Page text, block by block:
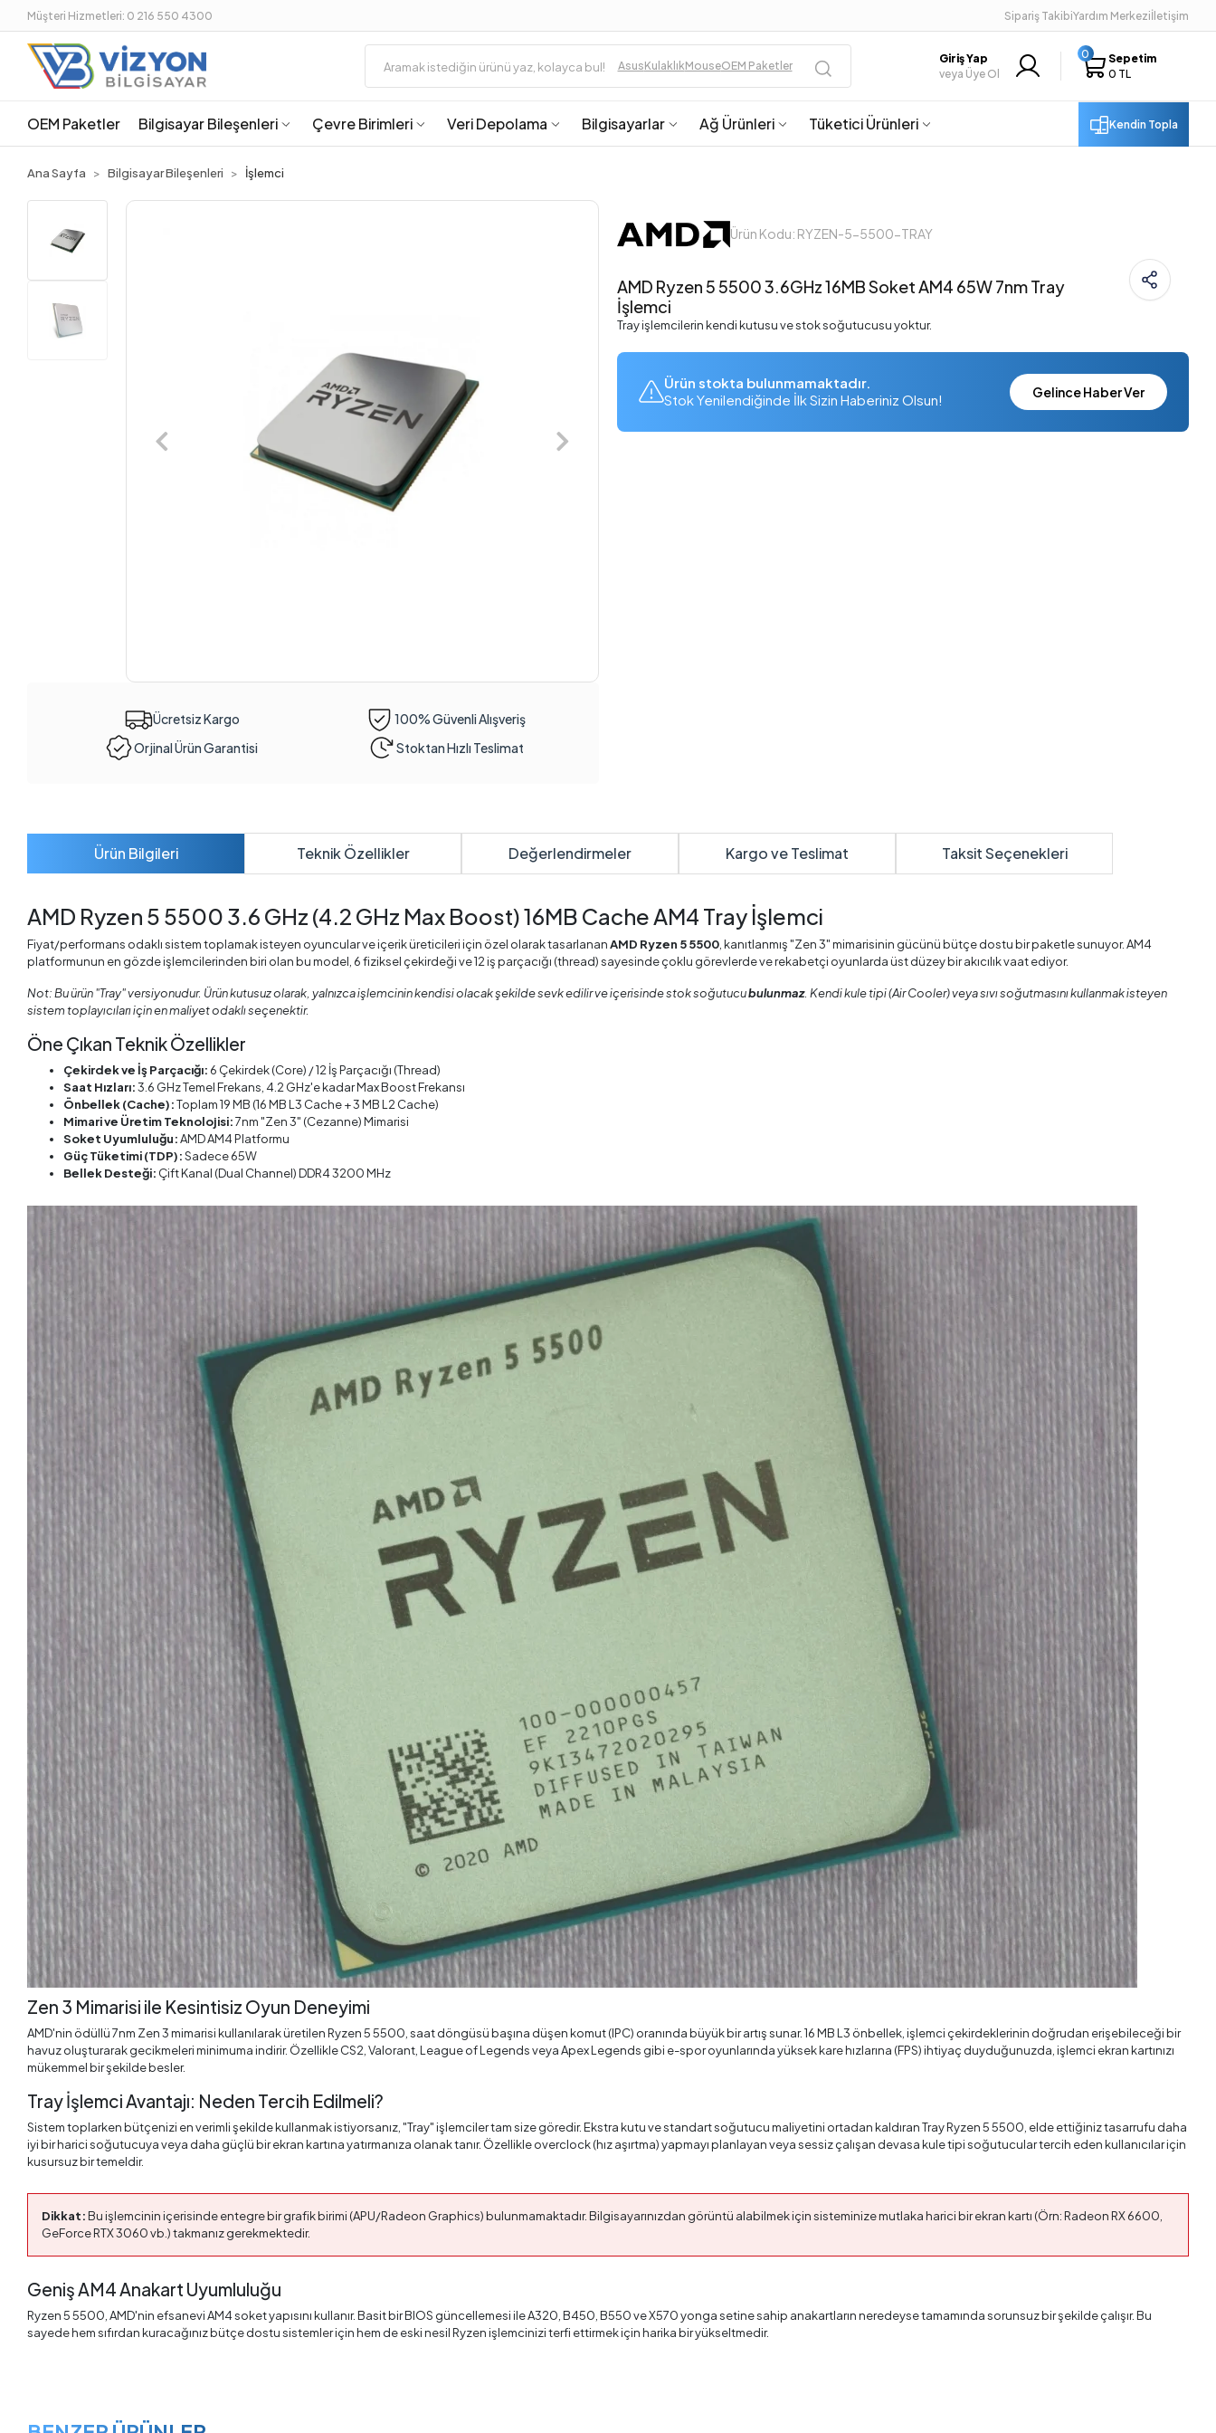
Müşteri Hizmetleri: 0 216 550 4300 Sipariş TakibiYardım Merkeziİletişim
AsusKulaklıkMouseOEM Paketler
Giriş Yap
veya Üye Ol
0
Sepetim
0 TL
OEM Paketler Bilgisayar Bileşenleri Çevre Birimleri Veri Depolama Bilgisayarlar Ağ Ürünleri Tüketici Ürünleri Kendin Topla
Ana Sayfa Bilgisayar Bileşenleri İşlemci
Ücretsiz Kargo
100% Güvenli Alışveriş
Orjinal Ürün Garantisi
Stoktan Hızlı Teslimat
Ürün Kodu: RYZEN-5-5500-TRAY
AMD Ryzen 5 5500 3.6GHz 16MB Soket AM4 65W 7nm Tray
İşlemci
Tray işlemcilerin kendi kutusu ve stok soğutucusu yoktur.
Ürün stokta bulunmamaktadır.
Stok Yenilendiğinde İlk Sizin Haberiniz Olsun!
Gelince Haber Ver
Ürün Bilgileri Teknik Özellikler Değerlendirmeler Kargo ve Teslimat Taksit Seçenekleri
AMD Ryzen 5 5500 3.6 GHz (4.2 GHz Max Boost) 16MB Cache AM4 Tray İşlemci
Fiyat/performans odaklı sistem toplamak isteyen oyuncular ve içerik üreticileri için özel olarak tasarlananAMD Ryzen 5 5500 , kanıtlanmış "Zen 3" mimarisinin gücünü bütçe dostu bir paketle sunuyor. AM4
platformunun en gözde işlemcilerinden biri olan bu model, 6 fiziksel çekirdeği ve 12 iş parçacığı (thread) sayesinde çoklu görevlerde ve rekabetçi oyunlarda üst düzey bir akıcılık vaat ediyor.
Not: Bu ürün "Tray" versiyonudur. Ürün kutusuz olarak, yalnızca işlemcinin kendisi olacak şekilde sevk edilir ve içerisinde stok soğutucubulunmaz. Kendi kule tipi (Air Cooler) veya sıvı soğutmasını kullanmak isteyen
sistem toplayıcıları için en maliyet odaklı seçenektir.
Öne Çıkan Teknik Özellikler
Çekirdek ve İş Parçacığı: 6 Çekirdek (Core) / 12 İş Parçacığı (Thread)
Saat Hızları:3.6 GHz Temel Frekans, 4.2 GHz'e kadar Max Boost Frekansı
Önbellek (Cache):Toplam 19 MB (16 MB L3 Cache + 3 MB L2 Cache)
Mimari ve Üretim Teknolojisi:7nm "Zen 3" (Cezanne) Mimarisi
Soket Uyumluluğu:AMD AM4 Platformu
Güç Tüketimi (TDP):Sadece 65W
Bellek Desteği: Çift Kanal (Dual Channel) DDR4 3200 MHz
Zen 3 Mimarisi ile Kesintisiz Oyun Deneyimi
AMD'nin ödüllü 7nm Zen 3 mimarisi kullanılarak üretilen Ryzen 5 5500, saat döngüsü başına düşen komut (IPC) oranında büyük bir artış sunar. 16 MB L3 önbellek, işlemci çekirdeklerinin doğrudan erişebileceği bir
havuz oluşturarak gecikmeleri minimuma indirir. Özellikle CS2, Valorant, League of Legends veya Apex Legends gibi e-spor oyunlarında yüksek kare hızlarına (FPS) ihtiyaç duyduğunuzda, işlemci ekran kartınızı
mükemmel bir şekilde besler.
Tray İşlemci Avantajı: Neden Tercih Edilmeli?
Sistem toplarken bütçenizi en verimli şekilde kullanmak istiyorsanız, "Tray" işlemciler tam size göredir. Ekstra kutu ve standart soğutucu maliyetini ortadan kaldıran Tray Ryzen 5 5500, elde ettiğiniz tasarrufu daha
iyi bir harici soğutucuya veya daha güçlü bir ekran kartına yatırmanıza olanak tanır. Özellikle overclock (hız aşırtma) yapmayı planlayan veya sessiz çalışan devasa kule tipi soğutucular tercih eden kullanıcılar için
kusursuz bir temeldir.
Dikkat:Bu işlemcinin içerisinde entegre bir grafik birimi (APU/Radeon Graphics) bulunmamaktadır. Bilgisayarınızdan görüntü alabilmek için sisteminize mutlaka harici bir ekran kartı (Örn: Radeon RX 6600,
GeForce RTX 3060 vb.) takmanız gerekmektedir.
Geniş AM4 Anakart Uyumluluğu
Ryzen 5 5500, AMD'nin efsanevi AM4 soket yapısını kullanır. Basit bir BIOS güncellemesi ile A320, B450, B550 ve X570 yonga setine sahip anakartların neredeyse tamamında sorunsuz bir şekilde çalışır. Bu
sayede hem sıfırdan kuracağınız bütçe dostu sistemler için hem de eski nesil Ryzen işlemcinizi terfi ettirmek için harika bir yükseltmedir.